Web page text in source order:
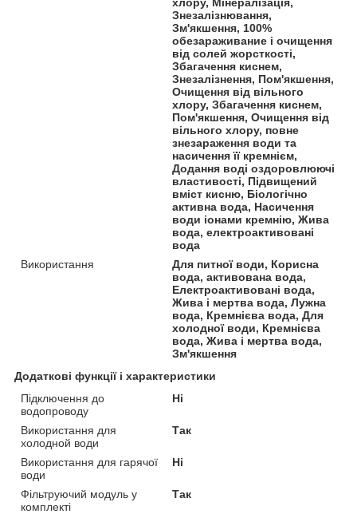
Знезалізнювання,
Зм'якшення, 100%
обезараживание і очищення
від солей жорсткості,
Збагачення киснем,
Знезалізнення, Пом'якшення,
Очищення від вільного
хлору, Збагачення киснем,
Пом'якшення, Очищення від
вільного хлору, повне
знезараження води та
насичення її кремнієм,
Додання воді оздоровлюючі
властивості, Підвищений
вміст кисню, Біологічно
активна вода, Насичення
води іонами кремнію, Жива
вода, електроактивовані
вода
Використання
Для питної води, Корисна
вода, активована вода,
Електроактивовані вода,
Жива і мертва вода, Лужна
вода, Кремнієва вода, Для
холодної води, Кремнієва
вода, Жива і мертва вода,
Зм'якшення
Додаткові функції і характеристики
Підключення до
водопроводу
Ні
Використання для
холодной води
Так
Використання для гарячої
води
Ні
Фільтруючий модуль у
комплекті
Так